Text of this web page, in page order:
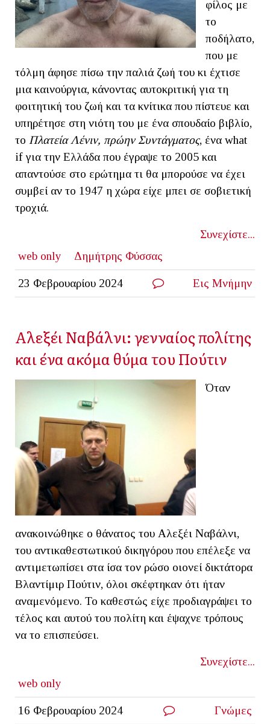
φίλος με
το
ποδήλατο,
που με
τόλμη άφησε πίσω την παλιά ζωή του κι έχτισε
μια καινούργια, κάνοντας αυτοκριτική για τη
φοιτητική του ζωή και τα κνίτικα που πίστευε και
υπηρέτησε στη νιότη του με ένα σπουδαίο βιβλίο,
το Πλατεία Λένιν, πρώην Συντάγματος, ένα what
if για την Ελλάδα που έγραψε το 2005 και
απαντούσε στο ερώτημα τι θα μπορούσε να έχει
συμβεί αν το 1947 η χώρα είχε μπει σε σοβιετική
τροχιά.
Συνεχίστε...
web only
Δημήτρης Φύσσας
23 Φεβρουαρίου 2024 Εις Μνήμην
Αλεξέι Ναβάλνι: γενναίος πολίτης
και ένα ακόμα θύμα του Πούτιν
Όταν
ανακοινώθηκε ο θάνατος του Αλεξέι Ναβάλνι,
του αντικαθεστωτικού δικηγόρου που επέλεξε να
αντιμετωπίσει στα ίσα τον ρώσο οιονεί δικτάτορα
Βλαντίμιρ Πούτιν, όλοι σκέφτηκαν ότι ήταν
αναμενόμενο. Το καθεστώς είχε προδιαγράψει το
τέλος και αυτού του πολίτη και έψαχνε τρόπους
να το επισπεύσει.
Συνεχίστε...
web only
16 Φεβρουαρίου 2024 Γνώμες